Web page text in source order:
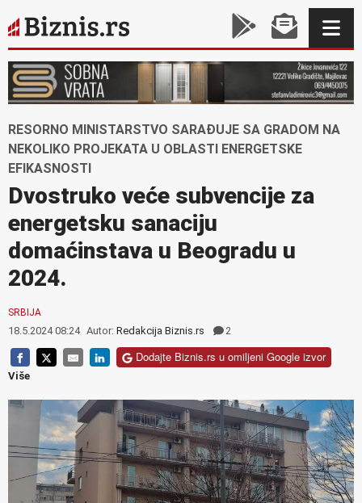
RESORNO MINISTARSTVO SARAĐUJE SA GRADOM NA
NEKOLIKO PROJEKATA U OBLASTI ENERGETSKE
EFIKASNOSTI
Dvostruko veće subvencije za
energetsku sanaciju
domaćinstava u Beogradu u
2024.
SRBIJA
18.5.2024 08:24 Autor: Redakcija Biznis.rs 2
Dodajte Biznis.rs u omiljeni Google izvor
Više